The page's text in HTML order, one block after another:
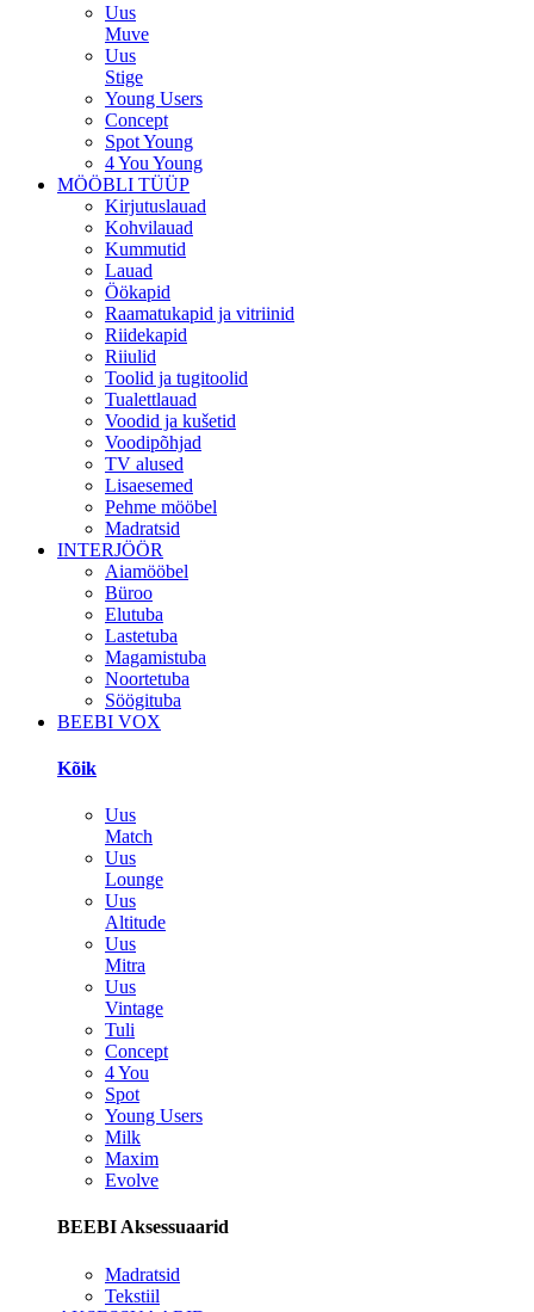
Uus
Muve
Uus
Stige
Young Users
Concept
Spot Young
4 You Young
MÖÖBLI TÜÜP
Kirjutuslauad
Kohvilauad
Kummutid
Lauad
Öökapid
Raamatukapid ja vitriinid
Riidekapid
Riiulid
Toolid ja tugitoolid
Tualettlauad
Voodid ja kušetid
Voodipõhjad
TV alused
Lisaesemed
Pehme mööbel
Madratsid
INTERJÖÖR
Aiamööbel
Büroo
Elutuba
Lastetuba
Magamistuba
Noortetuba
Söögituba
BEEBI VOX
Kõik
Uus
Match
Uus
Lounge
Uus
Altitude
Uus
Mitra
Uus
Vintage
Tuli
Concept
4 You
Spot
Young Users
Milk
Maxim
Evolve
BEEBI Aksessuaarid
Madratsid
Tekstiil